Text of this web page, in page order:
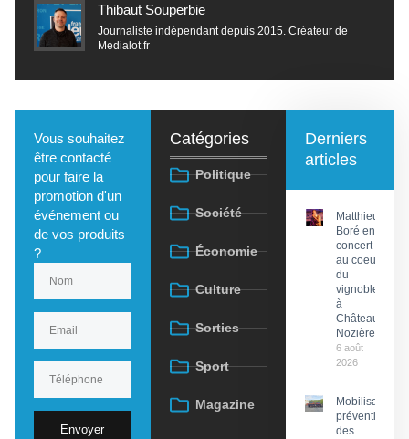
Thibaut Souperbie
Journaliste indépendant depuis 2015. Créateur de
Medialot.fr
Vous souhaitez
être contacté
pour faire la
promotion d'un
événement ou
de vos produits
?
Envoyer
Catégories
Politique
Société
Économie
Culture
Sorties
Sport
Magazine
Derniers
articles
Matthieu
Boré en
concert
au coeur
du
vignoble
à
Château
Nozières
6 août
2026
Mobilisation
préventive
des